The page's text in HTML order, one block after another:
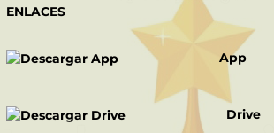
ENLACES
App
Drive